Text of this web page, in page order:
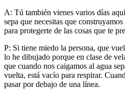
A: Tú también vienes varios días
sepa que necesitas que
para protegerte de las cosas que te
P: Si tiene miedo la persona, que
lo he dibujado porque en clase de
que cuando nos caigamos al agua
vuelta, está vacío para respirar.
pasar por debajo de una línea.